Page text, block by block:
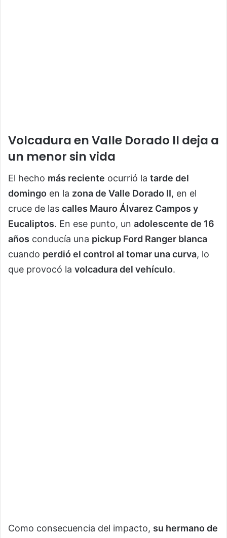
Volcadura en Valle Dorado II deja a
un menor sin vida
El hecho más reciente ocurrió la tarde del
domingo en la zona de Valle Dorado II, en el
cruce de las calles Mauro Álvarez Campos y
Eucaliptos. En ese punto, un adolescente de 16
años conducía una pickup Ford Ranger blanca
cuando perdió el control al tomar una curva, lo
que provocó la volcadura del vehículo.
Como consecuencia del impacto, su hermano de